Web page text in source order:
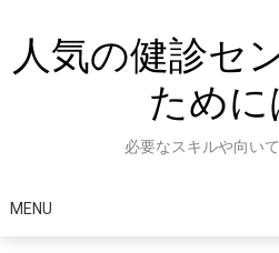
content
人気の健診セ
ために
必要なスキルや向い
MENU